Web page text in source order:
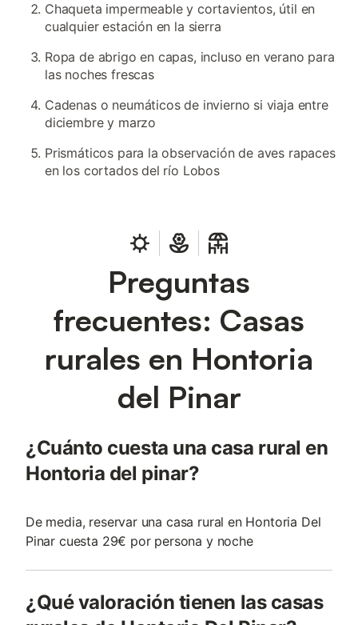
Chaqueta impermeable y cortavientos, útil en
cualquier estación en la sierra
Ropa de abrigo en capas, incluso en verano para
las noches frescas
Cadenas o neumáticos de invierno si viaja entre
diciembre y marzo
Prismáticos para la observación de aves rapaces
en los cortados del río Lobos
Preguntas
frecuentes: Casas
rurales en Hontoria
del Pinar
¿Cuánto cuesta una casa rural en
Hontoria del pinar?
De media, reservar una casa rural en Hontoria Del
Pinar cuesta 29€ por persona y noche
¿Qué valoración tienen las casas